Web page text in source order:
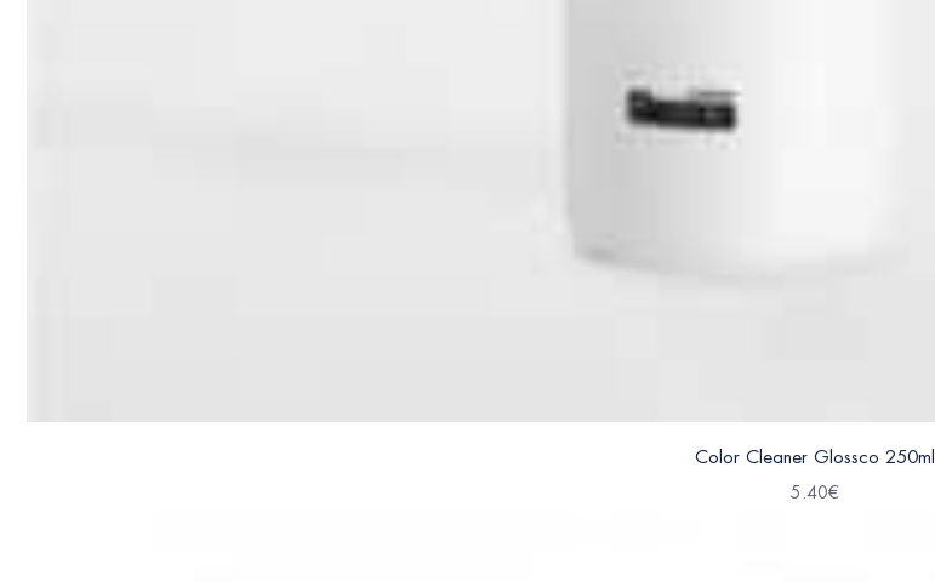
Color Cleaner Glossco 250ml
5.40€